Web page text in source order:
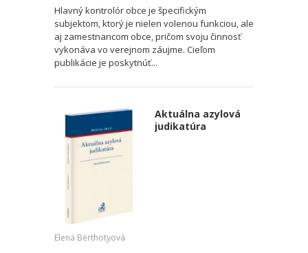
Hlavný kontrolór obce je špecifickým
subjektom, ktorý je nielen volenou funkciou, ale
aj zamestnancom obce, pričom svoju činnosť
vykonáva vo verejnom záujme. Cieľom
publikácie je poskytnúť...
Aktuálna azylová
judikatúra
Elena Berthotyová